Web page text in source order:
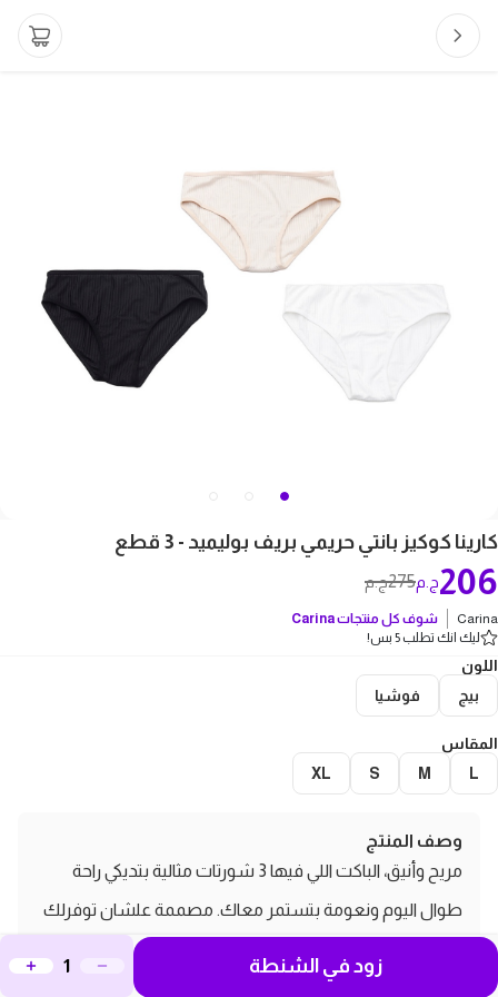
كارينا كوكيز بانتي حريمي بريف بوليميد - 3 قطع
275ج.م 206ج.م
Carina شوف كل منتجاتCarina
ليك انك تطلب 5 بس!
اللون
بيج
فوشيا
المقاس
L
M
S
XL
وصف المنتج
مريح وأنيق، الباكت اللي فيها 3 شورتات مثالية بتديكي راحة
طوال اليوم ونعومة بتستمر معاك. مصممة علشان توفرلك
مميزات و مواصفات كارينا كوكيز بانتي
زود في الشنطة